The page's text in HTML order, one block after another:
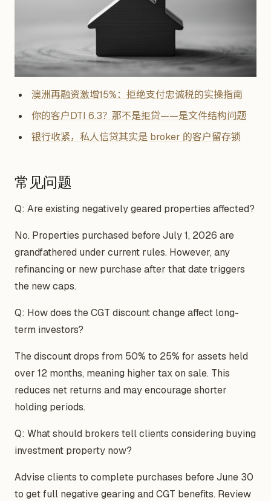
澳洲再融资激增15%：拒绝支付忠诚税的实操指南
你的客户DTI 6.3？那不是拒贷——是文件结构问题
银行收紧，私人信贷其实是 broker 的客户留存锁
常见问题
Q: Are existing negatively geared properties affected?
No. Properties purchased before July 1, 2026 are
grandfathered under current rules. However, any
refinancing or new purchase after that date triggers
the new caps.
Q: How does the CGT discount change affect long-
term investors?
The discount drops from 50% to 25% for assets held
over 12 months, meaning higher tax on sale. This
reduces net returns and may encourage shorter
holding periods.
Q: What should brokers tell clients considering buying
investment property now?
Advise clients to complete purchases before June 30
to get full negative gearing and CGT benefits. Review